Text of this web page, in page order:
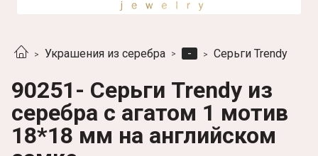
Украшения из серебра - Серьги Trendy
90251- Серьги Trendy из
серебра с агатом 1 мотив
18*18 мм на английском